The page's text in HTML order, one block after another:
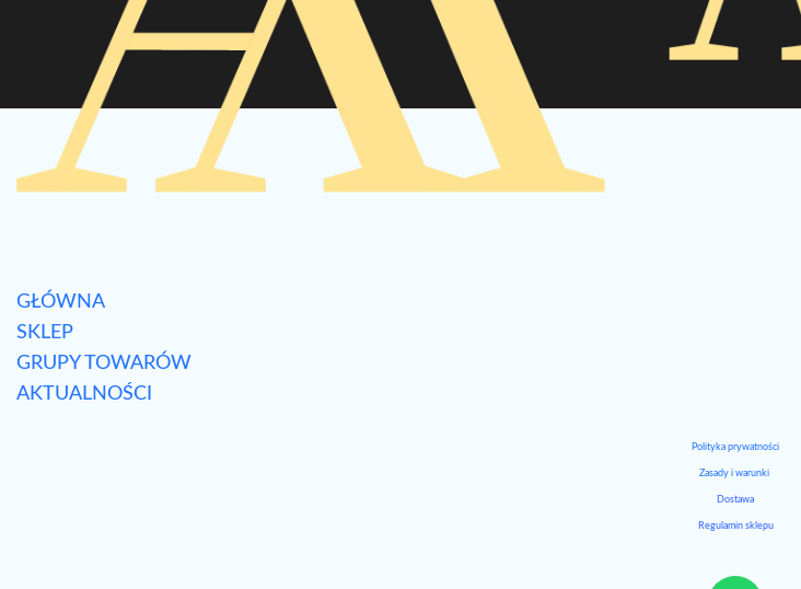
GŁÓWNA
SKLEP
GRUPY TOWARÓW
AKTUALNOŚCI
Polityka prywatności
Zasady i warunki
Dostawa
Regulamin sklepu